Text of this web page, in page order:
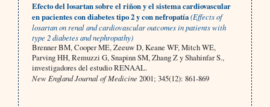
Efecto del losartan sobre el riñon y el sistema cardiovascular
en pacientes con diabetes tipo 2 y con nefropatía(Effects of
losartan on renal and cardiovascular outcomes in patients with
type 2 diabetes and nephropathy)
Brenner BM, Cooper ME, Zeeuw D, Keane WF, Mitch WE,
Parving HH, Remuzzi G, Snapinn SM, Zhang Z y Shahinfar S.,
investigadores del estudio RENAAL.
New England Journal of Medicine2001; 345(12): 861-869